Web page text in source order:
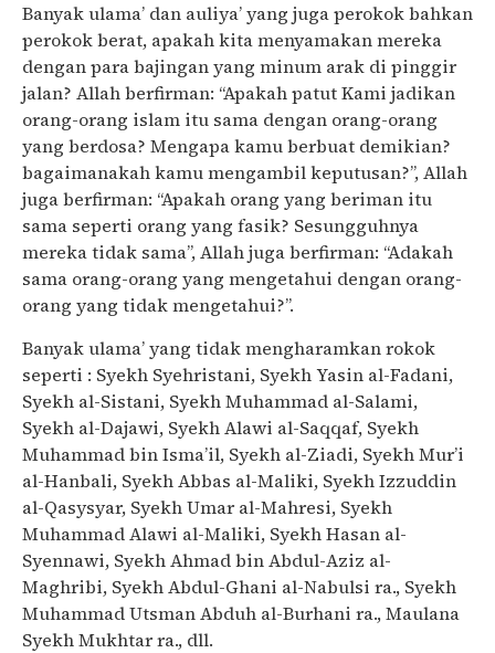
Banyak ulama’ dan auliya’ yang juga perokok bahkan
perokok berat, apakah kita menyamakan mereka
dengan para bajingan yang minum arak di pinggir
jalan? Allah berfirman: “Apakah patut Kami jadikan
orang-orang islam itu sama dengan orang-orang
yang berdosa? Mengapa kamu berbuat demikian?
bagaimanakah kamu mengambil keputusan?”, Allah
juga berfirman: “Apakah orang yang beriman itu
sama seperti orang yang fasik? Sesungguhnya
mereka tidak sama”, Allah juga berfirman: “Adakah
sama orang-orang yang mengetahui dengan orang-
orang yang tidak mengetahui?”.
Banyak ulama’ yang tidak mengharamkan rokok
seperti : Syekh Syehristani, Syekh Yasin al-Fadani,
Syekh al-Sistani, Syekh Muhammad al-Salami,
Syekh al-Dajawi, Syekh Alawi al-Saqqaf, Syekh
Muhammad bin Isma’il, Syekh al-Ziadi, Syekh Mur’i
al-Hanbali, Syekh Abbas al-Maliki, Syekh Izzuddin
al-Qasysyar, Syekh Umar al-Mahresi, Syekh
Muhammad Alawi al-Maliki, Syekh Hasan al-
Syennawi, Syekh Ahmad bin Abdul-Aziz al-
Maghribi, Syekh Abdul-Ghani al-Nabulsi ra., Syekh
Muhammad Utsman Abduh al-Burhani ra., Maulana
Syekh Mukhtar ra., dll.